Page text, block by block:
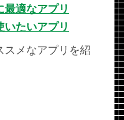
最適なアプリ
たいアプリ
スメなアプリを紹